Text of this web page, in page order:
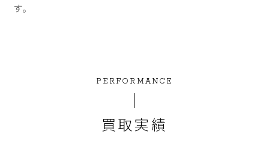
す。
PERFORMANCE
買取実績